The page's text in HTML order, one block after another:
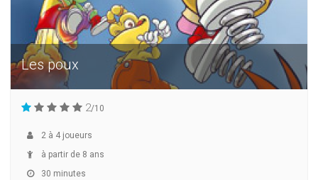
Les poux
2/10
2 à 4 joueurs
à partir de 8 ans
30 minutes